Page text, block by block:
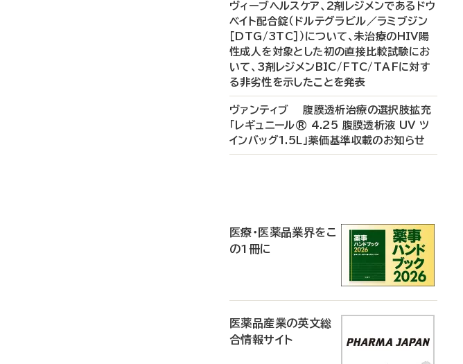
ヴィーブヘルスケア、2剤レジメンであるドウ
ベイト配合錠（ドルテグラビル／ラミブジン
［DTG/3TC］）について、未治療のHIV陽
性成人を対象とした初の直接比較試験にお
いて、3剤レジメンBIC/FTC/TAFに対す
る非劣性を示したことを発表
ヴァンティブ 腹膜透析治療の選択肢拡充
「レギュニール® 4.25 腹膜透析液 UV ツ
インバッグ1.5L」薬価基準収載のお知らせ
医療・医薬品業界をこ
の1冊に
医薬品産業の英文総
合情報サイト